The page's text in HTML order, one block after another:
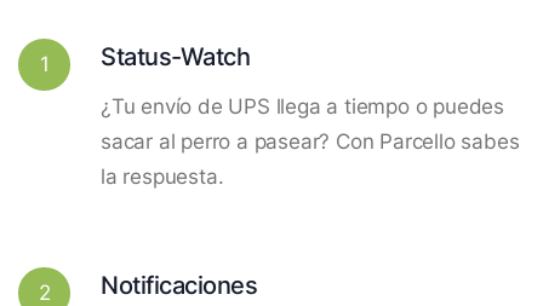
1 Status-Watch
¿Tu envío de UPS llega a tiempo o puedes
sacar al perro a pasear? Con Parcello sabes
la respuesta.
2 Notificaciones